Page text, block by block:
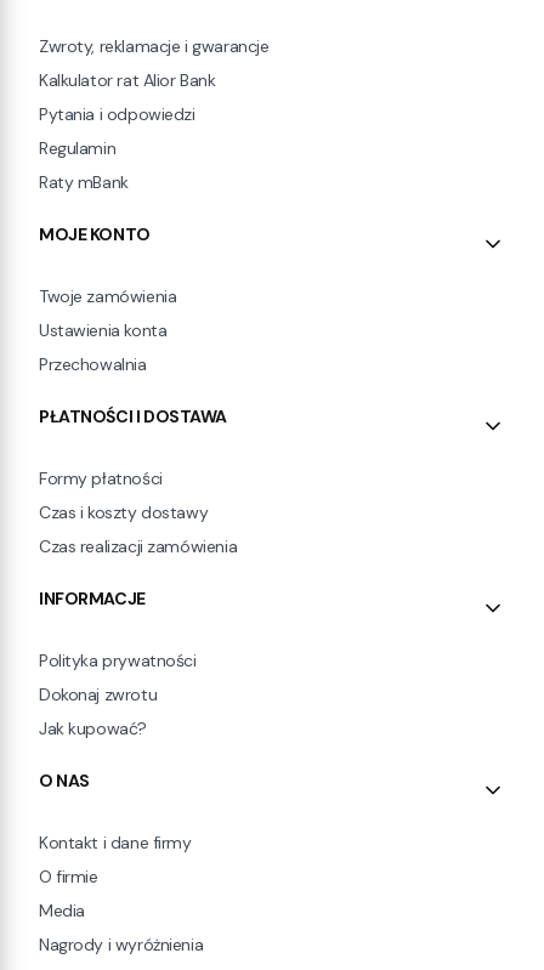
Zwroty, reklamacje i gwarancje
Kalkulator rat Alior Bank
Pytania i odpowiedzi
Regulamin
Raty mBank
MOJE KONTO
Twoje zamówienia
Ustawienia konta
Przechowalnia
PŁATNOŚCI I DOSTAWA
Formy płatności
Czas i koszty dostawy
Czas realizacji zamówienia
INFORMACJE
Polityka prywatności
Dokonaj zwrotu
Jak kupować?
O NAS
Kontakt i dane firmy
O firmie
Media
Nagrody i wyróżnienia